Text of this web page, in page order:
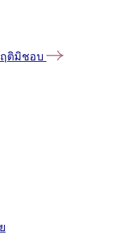
ฤติมิชอบ